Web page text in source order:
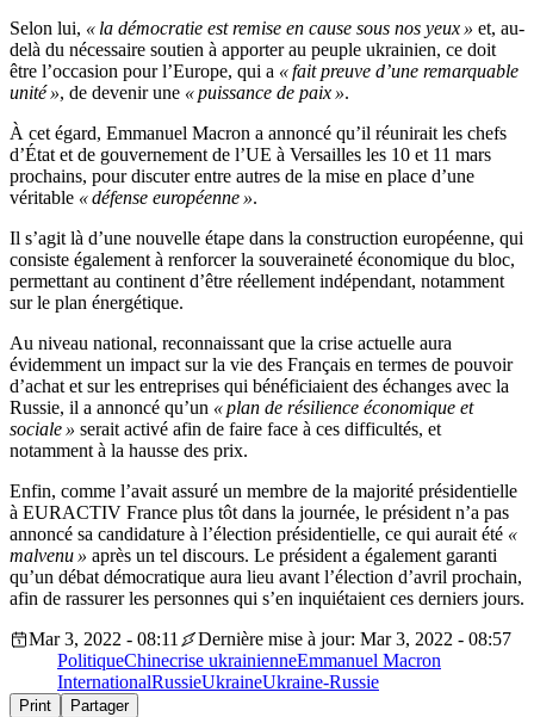
Selon lui, « la démocratie est remise en cause sous nos yeux » et, au-
delà du nécessaire soutien à apporter au peuple ukrainien, ce doit
être l’occasion pour l’Europe, qui a « fait preuve d’une remarquable
unité », de devenir une « puissance de paix ».
À cet égard, Emmanuel Macron a annoncé qu’il réunirait les chefs
d’État et de gouvernement de l’UE à Versailles les 10 et 11 mars
prochains, pour discuter entre autres de la mise en place d’une
véritable « défense européenne ».
Il s’agit là d’une nouvelle étape dans la construction européenne, qui
consiste également à renforcer la souveraineté économique du bloc,
permettant au continent d’être réellement indépendant, notamment
sur le plan énergétique.
Au niveau national, reconnaissant que la crise actuelle aura
évidemment un impact sur la vie des Français en termes de pouvoir
d’achat et sur les entreprises qui bénéficiaient des échanges avec la
Russie, il a annoncé qu’un « plan de résilience économique et
sociale » serait activé afin de faire face à ces difficultés, et
notamment à la hausse des prix.
Enfin, comme l’avait assuré un membre de la majorité présidentielle
à EURACTIV France plus tôt dans la journée, le président n’a pas
annoncé sa candidature à l’élection présidentielle, ce qui aurait été «
malvenu » après un tel discours. Le président a également garanti
qu’un débat démocratique aura lieu avant l’élection d’avril prochain,
afin de rassurer les personnes qui s’en inquiétaient ces derniers jours.
Mar 3, 2022 - 08:11
Dernière mise à jour: Mar 3, 2022 - 08:57
PolitiqueChinecrise ukrainienneEmmanuel Macron
InternationalRussieUkraineUkraine-Russie
Print Partager